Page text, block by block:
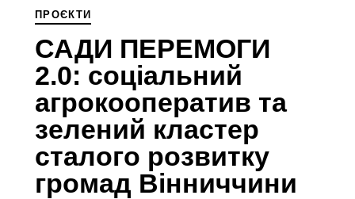
ПРОЄКТИ
САДИ ПЕРЕМОГИ
2.0: соціальний
агрокооператив та
зелений кластер
сталого розвитку
громад Вінниччини